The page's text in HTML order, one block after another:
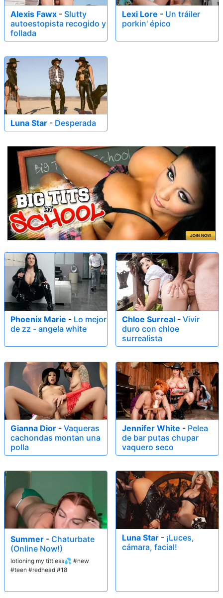
Alexis Fawx - Slutty
autoestopista recogido y
follada
Lexi Lore - Un tráiler
porkin' épico
Luna Star - Desperada
Phoenix Marie - Lo mejor
de zz - angela white
Chloe Surreal - Vivir
duro con chloe
surrealista
Gianna Dior - Vaqueras
cachondas montan una
polla
Jennifer White - Pelea
de bar putas chupar
vaquero seco
Summer - Chaturbate
(Online Now!)
lotioning my tittiess💦 #new
#teen #redhead #18
Luna Star - ¡Luces,
cámara, facial!